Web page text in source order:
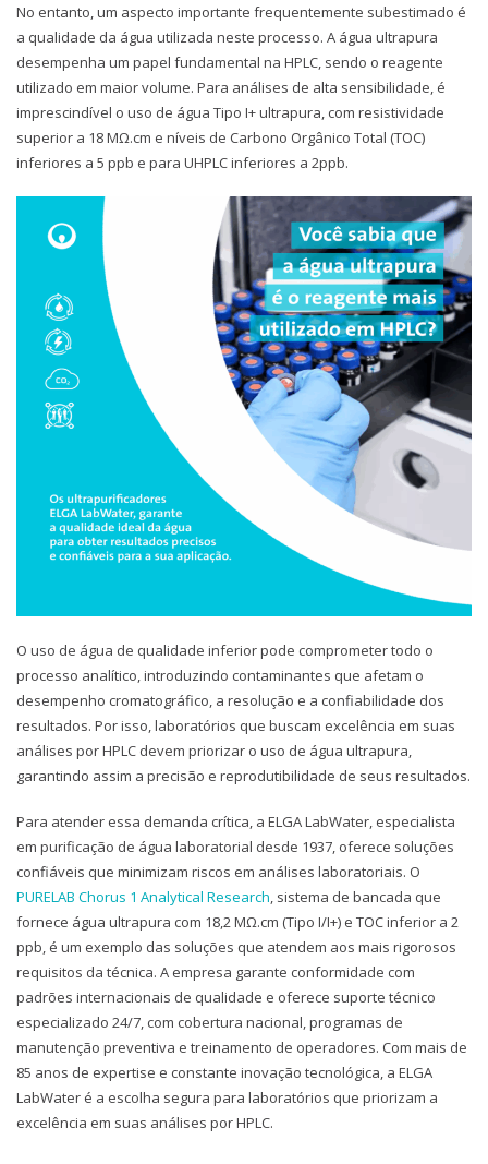
No entanto, um aspecto importante frequentemente subestimado é
a qualidade da água utilizada neste processo. A água ultrapura
desempenha um papel fundamental na HPLC, sendo o reagente
utilizado em maior volume. Para análises de alta sensibilidade, é
imprescindível o uso de água Tipo I+ ultrapura, com resistividade
superior a 18 MΩ.cm e níveis de Carbono Orgânico Total (TOC)
inferiores a 5 ppb e para UHPLC inferiores a 2ppb.
O uso de água de qualidade inferior pode comprometer todo o
processo analítico, introduzindo contaminantes que afetam o
desempenho cromatográfico, a resolução e a confiabilidade dos
resultados. Por isso, laboratórios que buscam excelência em suas
análises por HPLC devem priorizar o uso de água ultrapura,
garantindo assim a precisão e reprodutibilidade de seus resultados.
Para atender essa demanda crítica, a ELGA LabWater, especialista
em purificação de água laboratorial desde 1937, oferece soluções
confiáveis que minimizam riscos em análises laboratoriais. O
PURELAB Chorus 1 Analytical Research, sistema de bancada que
fornece água ultrapura com 18,2 MΩ.cm (Tipo I/I+) e TOC inferior a 2
ppb, é um exemplo das soluções que atendem aos mais rigorosos
requisitos da técnica. A empresa garante conformidade com
padrões internacionais de qualidade e oferece suporte técnico
especializado 24/7, com cobertura nacional, programas de
manutenção preventiva e treinamento de operadores. Com mais de
85 anos de expertise e constante inovação tecnológica, a ELGA
LabWater é a escolha segura para laboratórios que priorizam a
excelência em suas análises por HPLC.